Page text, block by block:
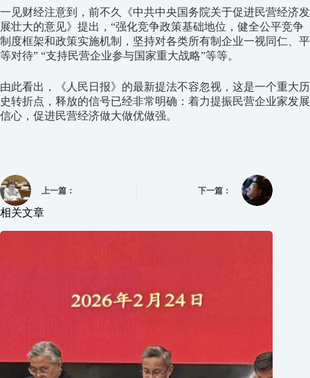
一见财经注意到，前不久《中共中央国务院关于促进民营经济发
展壮大的意见》提出，“强化竞争政策基础地位，健全公平竞争
制度框架和政策实施机制，坚持对各类所有制企业一视同仁、平
等对待” “支持民营企业参与国家重大战略”等等。
由此看出，《人民日报》的最新提法不容忽视，这是一个重大历
史转折点，释放的信号已经非常明确：着力提振民营企业家发展
信心，促进民营经济做大做优做强。
上一篇： 下一篇：
相关文章